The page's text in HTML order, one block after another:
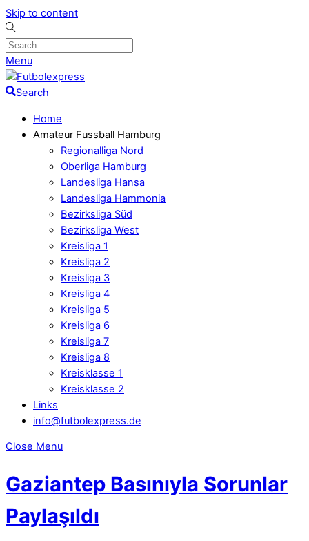
Skip to content
Menu
Search
Home
Amateur Fussball Hamburg
Regionalliga Nord
Oberliga Hamburg
Landesliga Hansa
Landesliga Hammonia
Bezirksliga Süd
Bezirksliga West
Kreisliga 1
Kreisliga 2
Kreisliga 3
Kreisliga 4
Kreisliga 5
Kreisliga 6
Kreisliga 7
Kreisliga 8
Kreisklasse 1
Kreisklasse 2
Links
info@futbolexpress.de
Close Menu
Gaziantep Basınıyla Sorunlar
Paylaşıldı